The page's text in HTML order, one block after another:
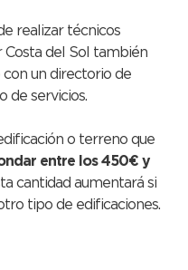
realizar técnicos
Costa del Sol también
un directorio de
de servicios.
o terreno que
entre los 450€ y
cantidad aumentará si
tipo de edificaciones.